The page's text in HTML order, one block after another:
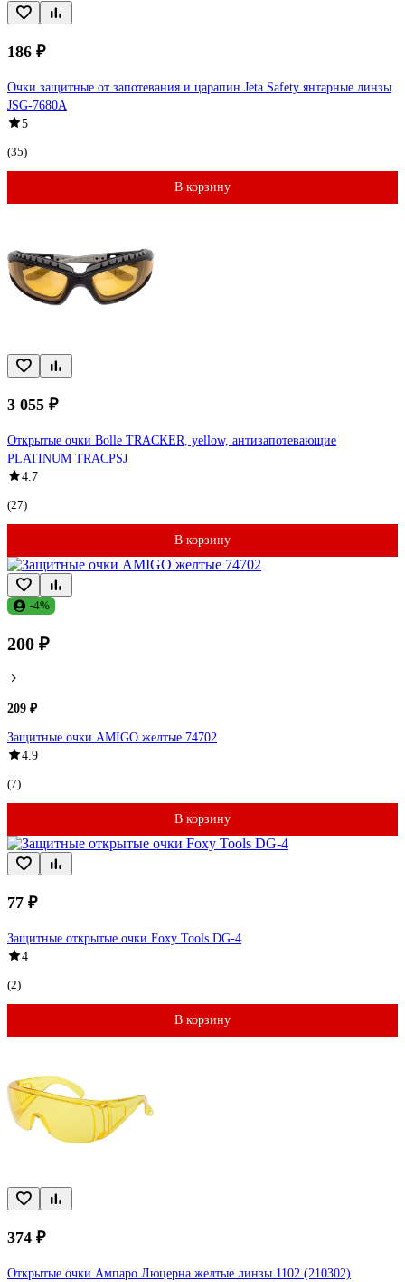
186 ₽
Очки защитные от запотевания и царапин Jeta Safety янтарные линзы
JSG-7680A
5
(35)
В корзину
3 055 ₽
Открытые очки Bolle TRACKER, yellow, антизапотевающие
PLATINUM TRACPSJ
4.7
(27)
В корзину
-4%
200 ₽
209 ₽
Защитные очки AMIGO желтые 74702
4.9
(7)
В корзину
77 ₽
Защитные открытые очки Foxy Tools DG-4
4
(2)
В корзину
374 ₽
Открытые очки Ампаро Люцерна желтые линзы 1102 (210302)